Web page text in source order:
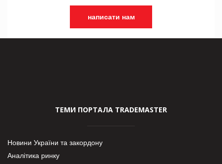
написати нам
ТЕМИ ПОРТАЛА TRADEMASTER
Новини України та закордону
Аналітика ринку